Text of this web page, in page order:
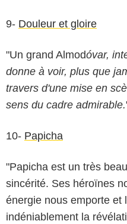
9- Douleur et gloire
"Un grand Almodóvar,
donne à voir, plus que
travers d'une mise en
sens du cadre admirable.
10- Papicha
"Papicha est un très
sincérité. Ses héroïnes
énergie nous emporte et
indéniablement la